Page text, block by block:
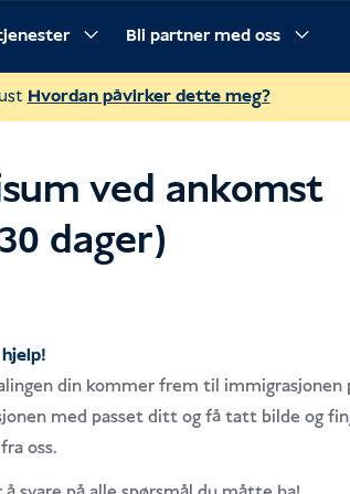
Bli partner med oss
Hvordan påvirker dette meg?
stilte spørsmål
ved ankomst
dager)
din kommer frem til
med passet ditt og få tatt bilde og
oss.